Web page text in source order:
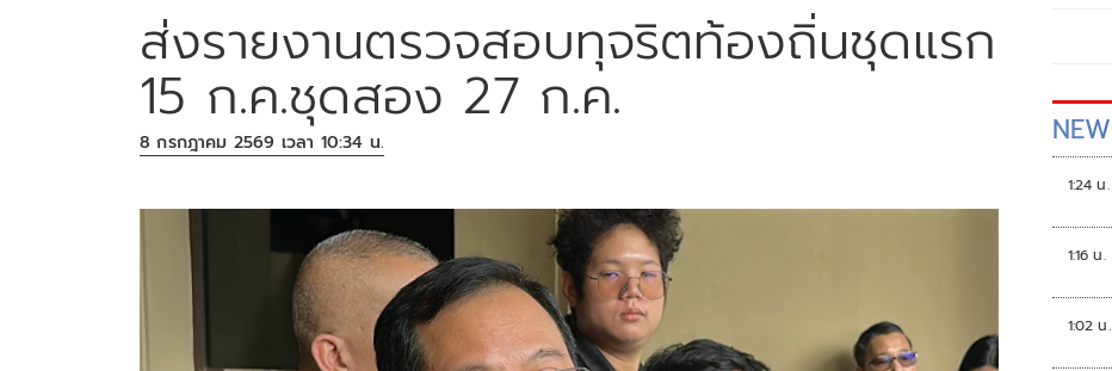
ส่งรายงานตรวจสอบทุจริตท้องถิ่นชุดแรก
15 ก.ค.ชุดสอง 27 ก.ค.
8 กรกฎาคม 2569 เวลา 10:34 น.
1:24 น.
1:16 น.
1:02 น.